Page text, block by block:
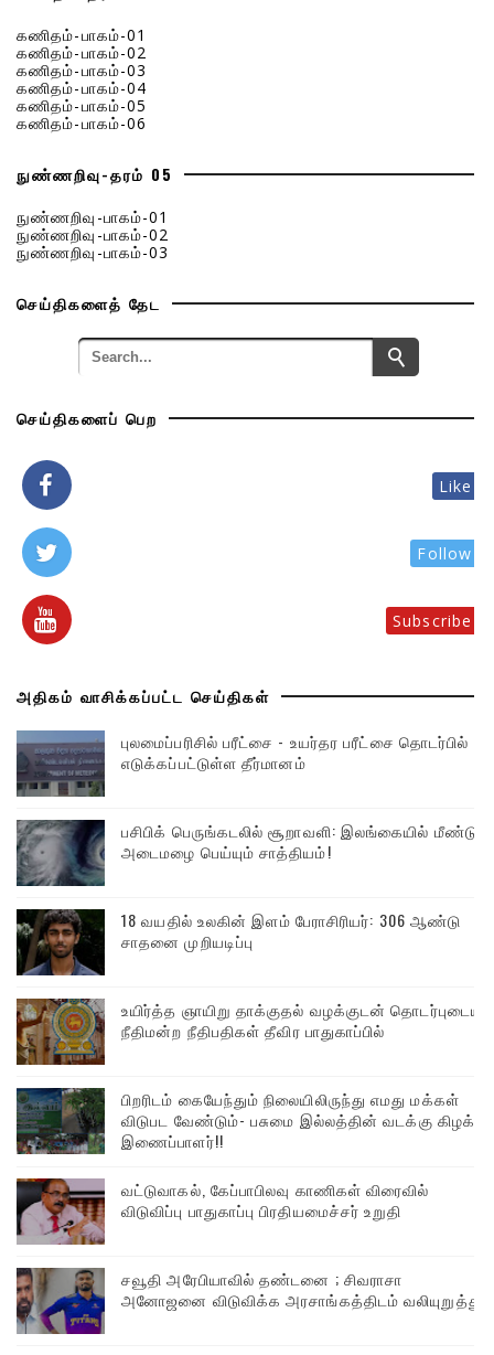
கணிதம்-பாகம்-01
கணிதம்-பாகம்-02
கணிதம்-பாகம்-03
கணிதம்-பாகம்-04
கணிதம்-பாகம்-05
கணிதம்-பாகம்-06
நுண்ணறிவு-தரம் 05
நுண்ணறிவு-பாகம்-01
நுண்ணறிவு-பாகம்-02
நுண்ணறிவு-பாகம்-03
செய்திகளைத் தேட
செய்திகளைப் பெற
Like
Follow
Subscribe
அதிகம் வாசிக்கப்பட்ட செய்திகள்
புலமைப்பரிசில் பரீட்சை - உயர்தர பரீட்சை தொடர்பில்
எடுக்கப்பட்டுள்ள தீர்மானம்
பசிபிக் பெருங்கடலில் சூறாவளி: இலங்கையில் மீண்டும்
அடைமழை பெய்யும் சாத்தியம்!
18 வயதில் உலகின் இளம் பேராசிரியர்: 306 ஆண்டு
சாதனை முறியடிப்பு
உயிர்த்த ஞாயிறு தாக்குதல் வழக்குடன் தொடர்புடைய
நீதிமன்ற நீதிபதிகள் தீவிர பாதுகாப்பில்
பிறரிடம் கையேந்தும் நிலையிலிருந்து எமது மக்கள்
விடுபட வேண்டும்- பசுமை இல்லத்தின் வடக்கு கிழக்கு
இணைப்பாளர்!!
வட்டுவாகல், கேப்பாபிலவு காணிகள் விரைவில்
விடுவிப்பு பாதுகாப்பு பிரதியமைச்சர் உறுதி
சவூதி அரேபியாவில் தண்டனை ; சிவராசா
அனோஜனை விடுவிக்க அரசாங்கத்திடம் வலியுறுத்து